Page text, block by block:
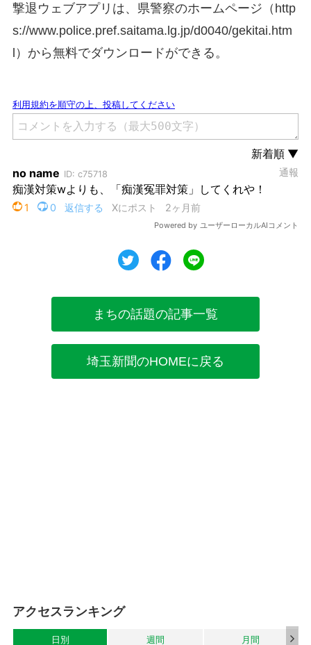
撃退ウェブアプリは、県警察のホームページ（http
s://www.police.pref.saitama.lg.jp/d0040/gekitai.htm
l）から無料でダウンロードができる。
ツイートシェア
まちの話題の記事一覧
埼玉新聞のHOMEに戻る
アクセスランキング
日別 週間 月間